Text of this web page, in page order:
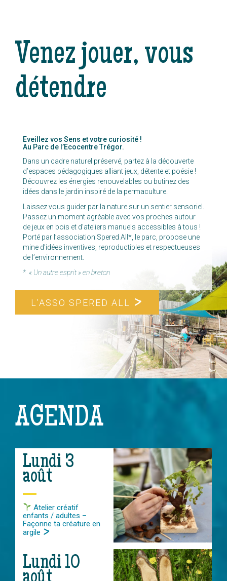
Venez jouer, vous
détendre
Eveillez vos Sens et votre curiosité !
Au Parc de l’Ecocentre Trégor.
Dans un cadre naturel préservé, partez à la découverte
d’espaces pédagogiques alliant jeux, détente et poésie !
Découvrez les énergies renouvelables ou butinez des
idées dans le jardin inspiré de la permaculture.
Laissez vous guider par la nature sur un sentier sensoriel.
Passez un moment agréable avec vos proches autour
de jeux en bois et d’ateliers manuels accessibles à tous !
Porté par l’association Spered All*, le parc, propose une
mine d’idées inventives, reproductibles et respectueuses
de l’environnement.
* « Un autre esprit » en breton
L’ASSO SPERED ALL
AGENDA
Lundi 3
août
Atelier créatif
enfants / adultes –
Façonne ta créature en
argile
Lundi 10